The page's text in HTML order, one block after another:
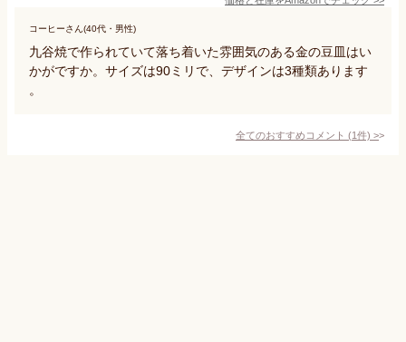
コーヒーさん(40代・男性)
九谷焼で作られていて落ち着いた雰囲気のある金の豆皿はい
かがですか。サイズは90ミリで、デザインは3種類あります
。
全てのおすすめコメント (1件) >